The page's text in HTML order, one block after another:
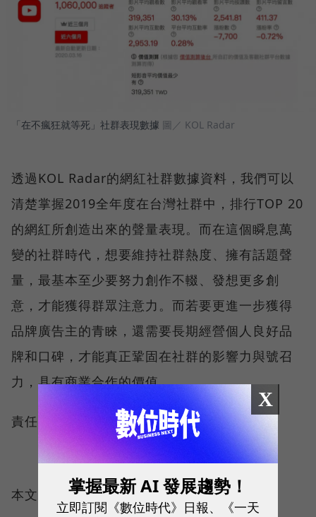
「在不瘋狂就等死」社群表現數據 圖／ KOL Radar
透過KOL Radar的網紅社群數據資料，我們可以
清楚掌握2019全年度在台灣社群中，排行TOP 20
的網紅所創造出來的聲量表現。而在這個瞬息萬
變的社群時代，想要維持社群熱度、擁有話題聲
量，最基本至少要努力創作不輟、發想更多創
意，才能獲得群眾注意力。而若要更進一步獲得
品牌廣告主的青睞，還需要長期經營個人良好品
牌和口碑，才能真正鞏固在社群的影響力與號召
力，具有商業合作的價值。
責任編輯：林芳如
本文授權轉載自：KOL Radar
X
掌握最新 AI 發展趨勢！
立即訂閱《數位時代》日報、《一天